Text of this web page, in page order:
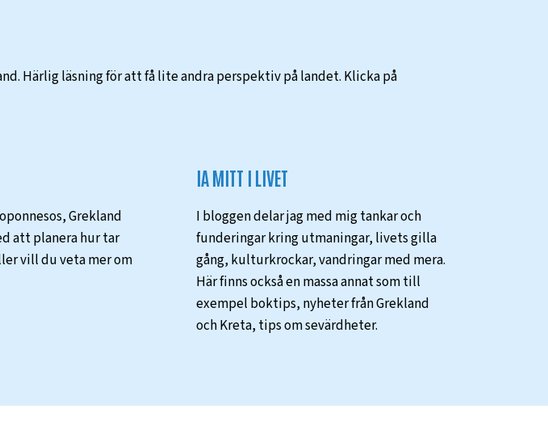
Härlig läsning för att få lite andra perspektiv på landet. Klicka på
Grekland
att planera hur tar
vill du veta mer om
IA MITT I LIVET
I bloggen delar jag med mig tankar och
funderingar kring utmaningar, livets gilla
gång, kulturkrockar, vandringar med mera.
Här finns också en massa annat som till
exempel boktips, nyheter från Grekland
och Kreta, tips om sevärdheter.